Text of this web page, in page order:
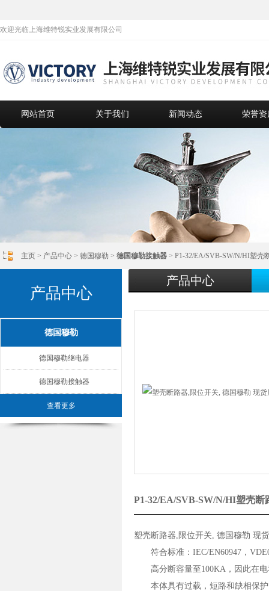
欢迎光临上海维特锐实业发展有限公司
网站首页 关于我们 新闻动态 荣誉资
主页 > 产品中心 > 德国穆勒 > 德国穆勒接触器 > P1-32/EA/SVB-SW/N/HI塑
产品中心
德国穆勒
德国穆勒继电器
德国穆勒接触器
查看更多
产品中心
P1-32/EA/SVB-SW/N/HI塑壳
塑壳断路器,限位开关, 德国穆勒 现
符合标准：IEC/EN60947，
高分断容量至100KA，因此在电
本体具有过载，短路和缺相保护